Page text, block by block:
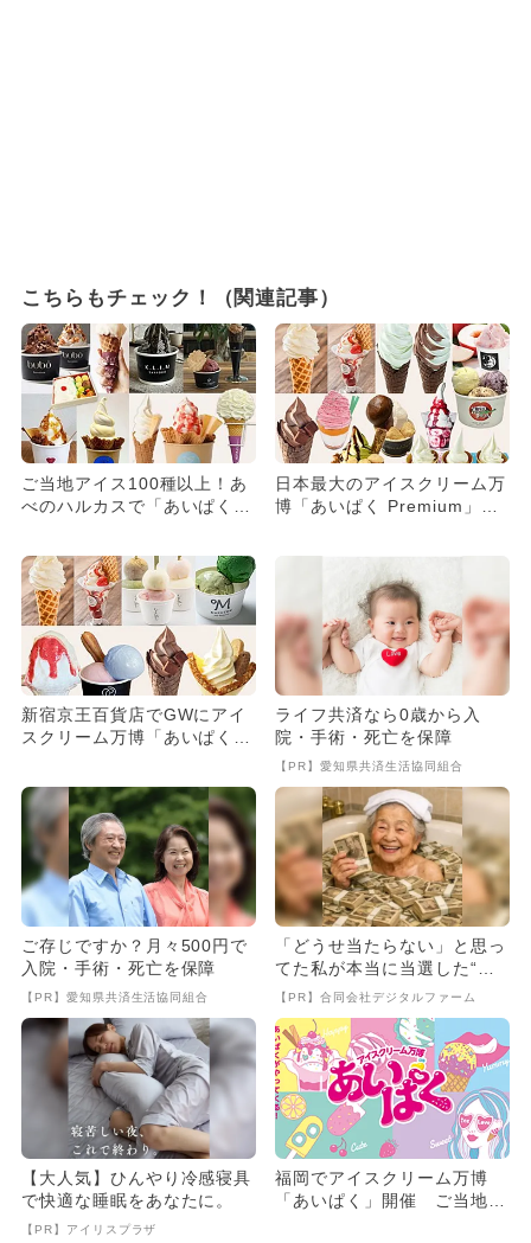
こちらもチェック！（関連記事）
ご当地アイス100種以上！あ
べのハルカスで「あいぱく O
日本最大のアイスクリーム万
博「あいぱく Premium」が
新宿京王百貨店でGWにアイ
スクリーム万博「あいぱく」
ライフ共済なら0歳から入
院・手術・死亡を保障
【PR】愛知県共済生活協同組合
ご存じですか？月々500円で
入院・手術・死亡を保障
【PR】愛知県共済生活協同組合
「どうせ当たらない」と思っ
てた私が本当に当選した“買
い方”がこれ
【PR】合同会社デジタルファーム
【大人気】ひんやり冷感寝具
で快適な睡眠をあなたに。
【PR】アイリスプラザ
福岡でアイスクリーム万博
「あいぱく」開催 ご当地ア